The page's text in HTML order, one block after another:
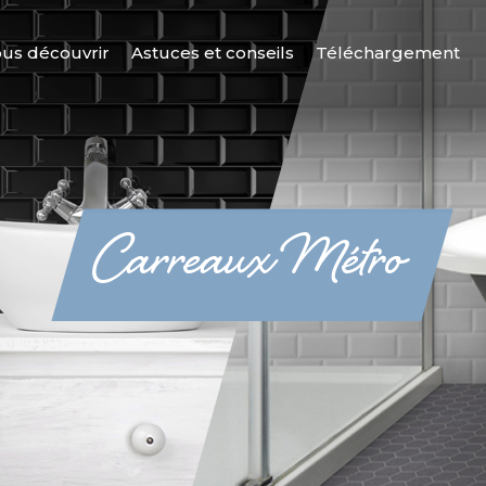
découvrir Astuces et conseils Téléchargement
Carreaux Métro